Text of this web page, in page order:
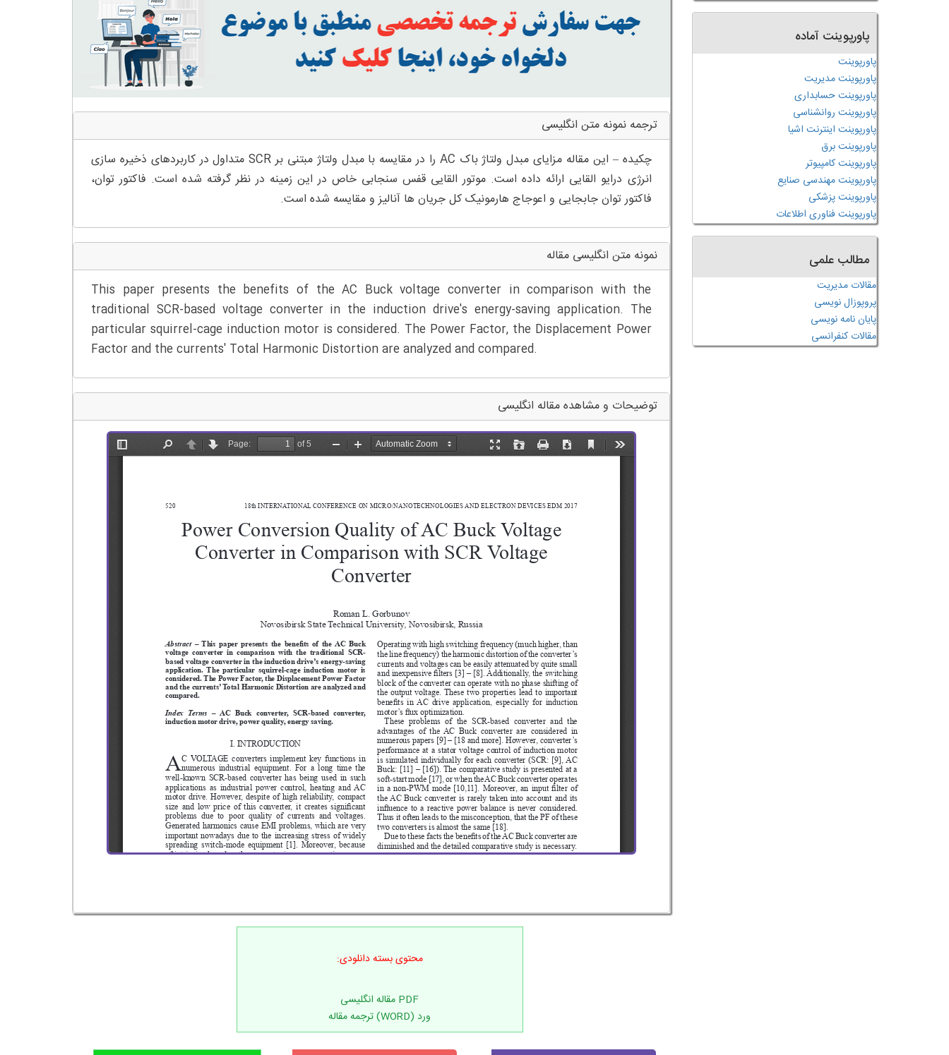
ترجمه نمونه متن انگلیسی
چکیده – این مقاله مزایای مبدل ولتاژ باک AC را در مقایسه با مبدل ولتاژ مبتنی بر SCR متداول در کاربردهای ذخیره سازی
انرژی درایو القایی ارائه داده است. موتور القایی قفس سنجابی خاص در این زمینه در نظر گرفته شده است. فاکتور توان،
فاکتور توان جابجایی و اعوجاج هارمونیک کل جریان ها آنالیز و مقایسه شده است.
نمونه متن انگلیسی مقاله
This paper presents the benefits of the AC Buck voltage converter in comparison with the
traditional SCR-based voltage converter in the induction drive's energy-saving application. The
particular squirrel-cage induction motor is considered. The Power Factor, the Displacement Power
Factor and the currents' Total Harmonic Distortion are analyzed and compared.
توضیحات و مشاهده مقاله انگلیسی
محتوی بسته دانلودی:
ورد (WORD) ترجمه مقاله
پاورپوینت آماده
پاورپوینت
پاورپوینت مدیریت
پاورپوینت حسابداری
پاورپوینت روانشناسی
پاورپوینت اینترنت اشیا
پاورپوینت برق
پاورپوینت کامپیوتر
پاورپوینت مهندسی صنایع
پاورپوینت پزشکی
پاورپوینت فناوری اطلاعات
مطالب علمی
مقالات مدیریت
پروپوزال نویسی
پایان نامه نویسی
مقالات کنفرانسی